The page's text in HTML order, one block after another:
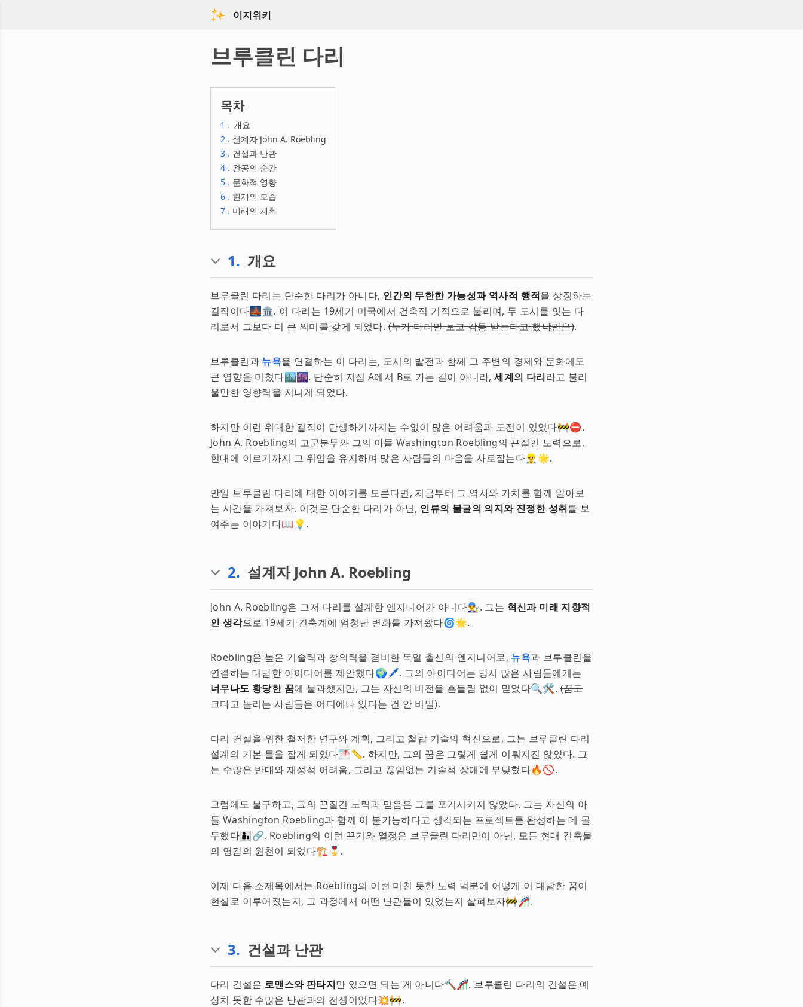
이지위키
브루클린 다리
목차
1 . 개요
2 . 설계자 John A. Roebling
3 . 건설과 난관
4 . 완공의 순간
5 . 문화적 영향
6 . 현재의 모습
7 . 미래의 계획
1. 개요
브루클린 다리는 단순한 다리가 아니다, 인간의 무한한 가능성과 역사적 행적을 상징하는
걸작이다🌉🏛. 이 다리는 19세기 미국에서 건축적 기적으로 불리며, 두 도시를 잇는 다
리로서 그보다 더 큰 의미를 갖게 되었다.(누가 다리만 보고 감동 받는다고 했냐만은).
브루클린과 뉴욕을 연결하는 이 다리는, 도시의 발전과 함께 그 주변의 경제와 문화에도
큰 영향을 미쳤다🏙🌆. 단순히 지점 A에서 B로 가는 길이 아니라,세계의 다리라고 불리
울만한 영향력을 지니게 되었다.
하지만 이런 위대한 걸작이 탄생하기까지는 수없이 많은 어려움과 도전이 있었다🚧⛔.
John A. Roebling의 고군분투와 그의 아들 Washington Roebling의 끈질긴 노력으로,
현대에 이르기까지 그 위엄을 유지하며 많은 사람들의 마음을 사로잡는다👷‍♂️🌟.
만일 브루클린 다리에 대한 이야기를 모른다면, 지금부터 그 역사와 가치를 함께 알아보
는 시간을 가져보자. 이것은 단순한 다리가 아닌, 인류의 불굴의 의지와 진정한 성취를 보
여주는 이야기다📖💡.
2. 설계자 John A. Roebling
John A. Roebling은 그저 다리를 설계한 엔지니어가 아니다👨‍🔧. 그는 혁신과 미래 지향적
인 생각으로 19세기 건축계에 엄청난 변화를 가져왔다🌀🌟.
Roebling은 높은 기술력과 창의력을 겸비한 독일 출신의 엔지니어로, 뉴욕과 브루클린을
연결하는 대담한 아이디어를 제안했다🌍🖊. 그의 아이디어는 당시 많은 사람들에게는
너무나도 황당한 꿈에 불과했지만, 그는 자신의 비전을 흔들림 없이 믿었다🔍🛠.(꿈도
크다고 놀리는 사람들은 어디에나 있다는 건 안 비밀).
다리 건설을 위한 철저한 연구와 계획, 그리고 철탑 기술의 혁신으로, 그는 브루클린 다리
설계의 기본 틀을 잡게 되었다🌁📏. 하지만, 그의 꿈은 그렇게 쉽게 이뤄지진 않았다. 그
는 수많은 반대와 재정적 어려움, 그리고 끊임없는 기술적 장애에 부딪혔다🔥🚫.
그럼에도 불구하고, 그의 끈질긴 노력과 믿음은 그를 포기시키지 않았다. 그는 자신의 아
들 Washington Roebling과 함께 이 불가능하다고 생각되는 프로젝트를 완성하는 데 몰
두했다👨‍👦🔗. Roebling의 이런 끈기와 열정은 브루클린 다리만이 아닌, 모든 현대 건축물
의 영감의 원천이 되었다🏗🎖.
이제 다음 소제목에서는 Roebling의 이런 미친 듯한 노력 덕분에 어떻게 이 대담한 꿈이
현실로 이루어졌는지, 그 과정에서 어떤 난관들이 있었는지 살펴보자🚧🎢.
3. 건설과 난관
다리 건설은 로맨스와 판타지만 있으면 되는 게 아니다🔨🎢. 브루클린 다리의 건설은 예
상치 못한 수많은 난관과의 전쟁이었다💥🚧.